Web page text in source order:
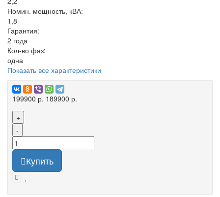
Номин. мощность, кВА:
1,8
Гарантия:
2 года
Кол-во фаз:
одна
Показать все характеристики
199900 р. 189900 р.
+
-
Купить